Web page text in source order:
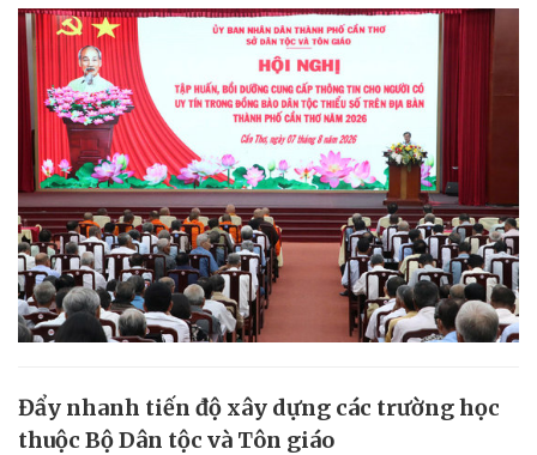
Đẩy nhanh tiến độ xây dựng các trường học
thuộc Bộ Dân tộc và Tôn giáo